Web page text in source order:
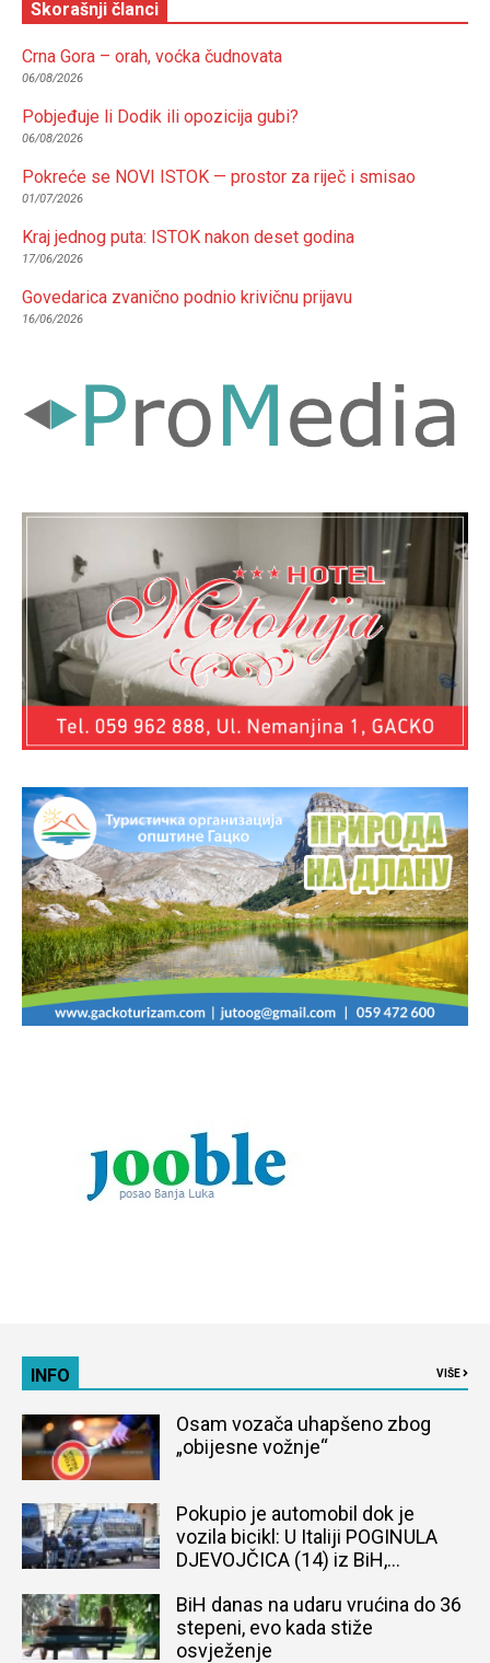
Skorašnji članci
Crna Gora – orah, voćka čudnovata
06/08/2026
Pobjeđuje li Dodik ili opozicija gubi?
06/08/2026
Pokreće se NOVI ISTOK — prostor za riječ i smisao
01/07/2026
Kraj jednog puta: ISTOK nakon deset godina
17/06/2026
Govedarica zvanično podnio krivičnu prijavu
16/06/2026
INFO VIŠE
Osam vozača uhapšeno zbog
„obijesne vožnje“
Pokupio je automobil dok je
vozila bicikl: U Italiji POGINULA
DJEVOJČICA (14) iz BiH,
BiH danas na udaru vrućina do 36
stepeni, evo kada stiže
osvježenje